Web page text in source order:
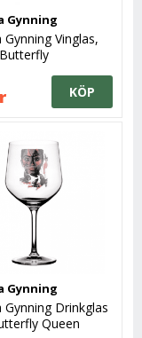
Gynning
Gynning Vinglas,
KÖP
Gynning
Gynning Drinkglas
Queen